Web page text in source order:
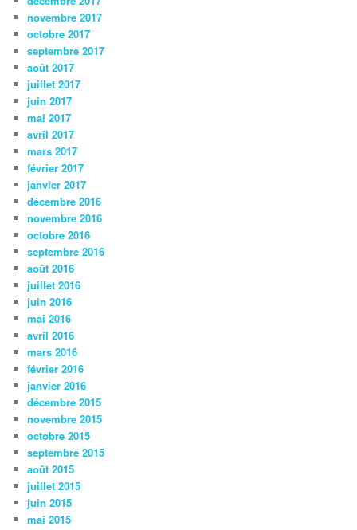
novembre 2017
octobre 2017
septembre 2017
août 2017
juillet 2017
juin 2017
mai 2017
avril 2017
mars 2017
février 2017
janvier 2017
décembre 2016
novembre 2016
octobre 2016
septembre 2016
août 2016
juillet 2016
juin 2016
mai 2016
avril 2016
mars 2016
février 2016
janvier 2016
décembre 2015
novembre 2015
octobre 2015
septembre 2015
août 2015
juillet 2015
juin 2015
mai 2015